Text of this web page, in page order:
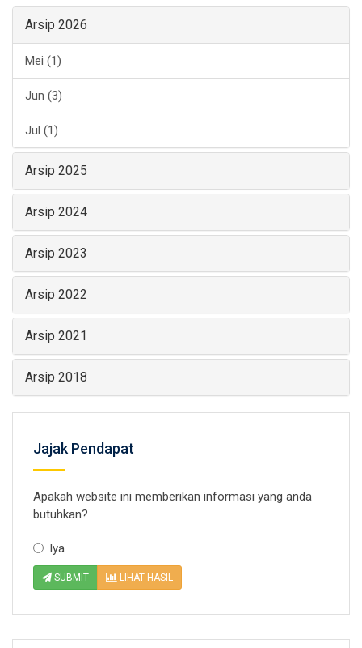
Arsip 2026
Mei (1)
Jun (3)
Jul (1)
Arsip 2025
Arsip 2024
Arsip 2023
Arsip 2022
Arsip 2021
Arsip 2018
Jajak Pendapat
Apakah website ini memberikan informasi yang anda
butuhkan?
Iya
SUBMIT LIHAT HASIL